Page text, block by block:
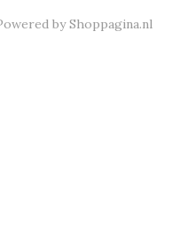
by Shoppagina.nl